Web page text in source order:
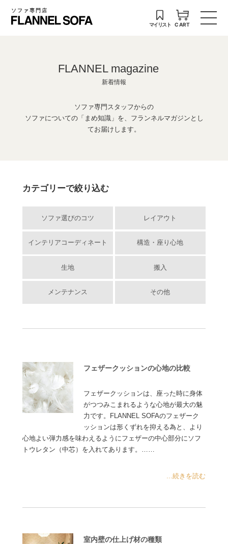
ソファ専門店
マイリスト CART
FLANNEL magazine
新着情報
ソファ専門スタッフからの
ソファについての「まめ知識」を、フランネルマガジンとし
てお届けします。
カテゴリーで絞り込む
ソファ選びのコツ レイアウト
インテリアコーディネート 構造・座り心地
生地 搬入
メンテナンス その他
フェザークッションの心地の比較
フェザークッションは、座った時に身体
がつつみこまれるような心地が最大の魅
力です。FLANNEL SOFAのフェザーク
ッションは形くずれを抑える為と、より
心地よい弾力感を味わえるようにフェザーの中心部分にソフ
トウレタン（中芯）を入れてあります。……
...続きを読む
室内壁の仕上げ材の種類